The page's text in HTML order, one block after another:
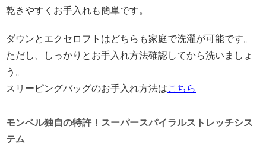
乾きやすくお手入れも簡単です。
ダウンとエクセロフトはどちらも家庭で洗濯が可能です。
ただし、しっかりとお手入れ方法確認してから洗いましょ
う。
スリーピングバッグのお手入れ方法はこちら
モンベル独自の特許！スーパースパイラルストレッチシス
テム